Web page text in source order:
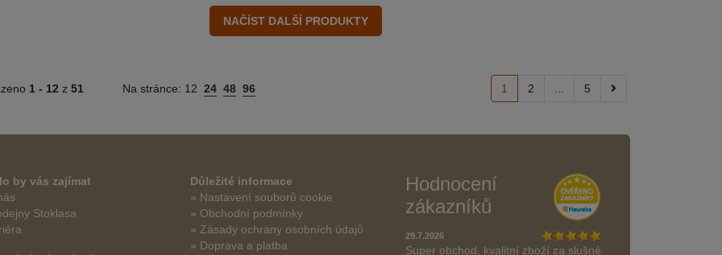
1 - 12 z 51 Na stránce: 12 24 48 96 1 2 5
by vás zajímat
Stoklasa
Důležité informace
» Nastavení souborů cookie
» Obchodní podmínky
» Zásady ochrany osobních údajů
» Doprava a platba
Hodnocení
zákazníků
29.7.2026
Super obchod, kvalitní zboží za slušné